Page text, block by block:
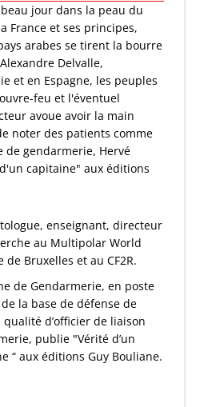
jour dans la peau du
France et ses principes,
arabes se tirent la bourre
Delvalle,
et en Espagne, les peuples
feu et l'éventuel
avoue avoir la main
noter des patients comme
de gendarmerie, Hervé
capitaine" aux éditions
enseignant, directeur
au Multipolar World
de Bruxelles et au CF2R.
de Gendarmerie, en poste
la base de défense de
qualité d’officier de liaison
publie "Vérité d’un
“ aux éditions Guy Bouliane.